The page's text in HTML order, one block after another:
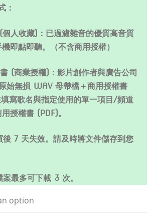
：
人收藏)：已過濾雜音的優質高音質
即點即聽。（不含商用授權）
(商業授權)：影片創作者與廣告公司
始無損 WAV 母帶檔＋商用授權書
寫歌名與指定使用的單一項目/頻道
授權書 (PDF)。
後 7 天失效。請及時將文件儲存到您
最多可下載 3 次。